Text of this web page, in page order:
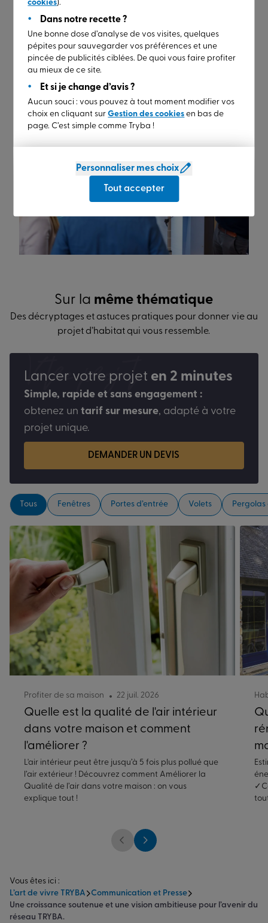
changeants de la société. En choisissant TRYBA, les
clients optent pourdes produits
temps, restent performants sur la longue durée et
s'adaptent à leurs besoins évolutifs.
Sur la même thématique
Des décryptages et astuces pratiques pour donner vie au
projet d’habitat qui vous ressemble.
Tous Fenêtres Portes d’entrée Volets
Votre projet
Lancer votre projet en 2 minutes
Simple, rapide et sans engagement :
obtenez un tarif sur mesure, adapté à votre
projet unique.
DEMANDER UN DEVIS
Profiter de sa maison 22 juil. 2026
Quelle est la qualité de l'air intérieur
dans votre maison et comment
l'améliorer ?
L'air intérieur peut être jusqu’à 5 fois plus pollué que
l’air extérieur ! Découvrez comment Améliorer la
Qualité de l’air dans votre maison : on vous
explique tout !
Vous êtes ici :
L’art de vivre TRYBA
Communication et Presse
Une croissance soutenue et une vision ambitieuse pour l’avenir du
réseau TRYBA.
cookies).
Dans notre recette ?
Une bonne dose d’analyse de vos visites, quelques
pépites pour sauvegarder vos préférences et une
pincée de publicités ciblées. De quoi vous faire profiter
au mieux de ce site.
Et si je change d’avis ?
Aucun souci : vous pouvez à tout moment modifier vos
choix en cliquant surGestion des cookies en bas de
page. C’est simple comme Tryba !
Personnaliser mes choix
Tout accepter